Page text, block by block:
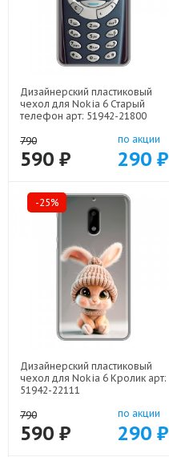
Дизайнерский пластиковый
чехол для Nokia 6 Старый
телефон арт: 51942-21800
790
590 ₽
по акции
290 ₽
-25%
Дизайнерский пластиковый
чехол для Nokia 6 Кролик арт:
51942-22111
790
590 ₽
по акции
290 ₽